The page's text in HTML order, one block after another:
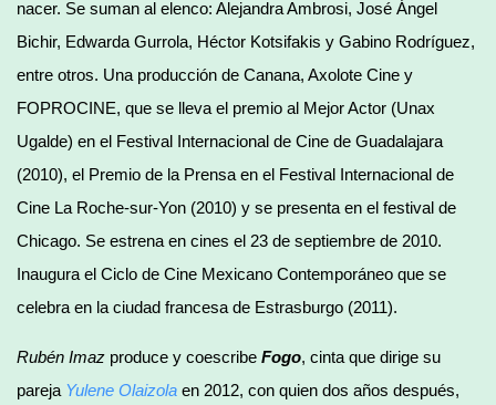
nacer. Se suman al elenco: Alejandra Ambrosi, José Ángel
Bichir, Edwarda Gurrola, Héctor Kotsifakis y Gabino Rodríguez,
entre otros. Una producción de Canana, Axolote Cine y
FOPROCINE, que se lleva el premio al Mejor Actor (Unax
Ugalde) en el Festival Internacional de Cine de Guadalajara
(2010), el Premio de la Prensa en el Festival Internacional de
Cine La Roche-sur-Yon (2010) y se presenta en el festival de
Chicago. Se estrena en cines el 23 de septiembre de 2010.
Inaugura el Ciclo de Cine Mexicano Contemporáneo que se
celebra en la ciudad francesa de Estrasburgo (2011).
Rubén Imaz produce y coescribe Fogo, cinta que dirige su
pareja Yulene Olaizola en 2012, con quien dos años después,